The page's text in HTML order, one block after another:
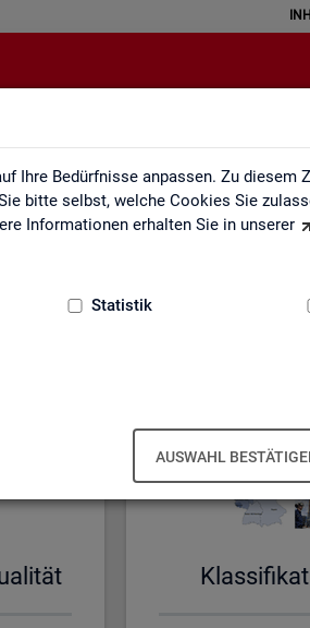
Ihre Bedürfnisse anpassen. Zu diesem
bitte selbst, welche Cookies Sie
Informationen erhalten Sie in unserer
Statistik
AUSWAHL
Grundlagen